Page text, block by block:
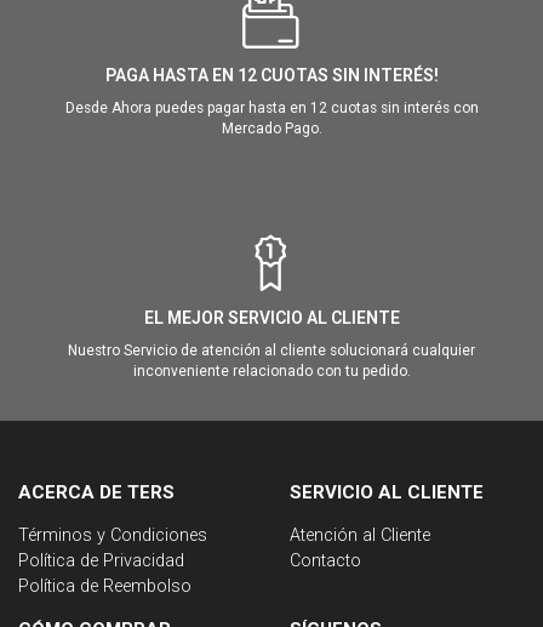
PAGA HASTA EN 12 CUOTAS SIN INTERÉS!
Desde Ahora puedes pagar hasta en 12 cuotas sin interés con
Mercado Pago.
EL MEJOR SERVICIO AL CLIENTE
Nuestro Servicio de atención al cliente solucionará cualquier
inconveniente relacionado con tu pedido.
ACERCA DE TERS
Términos y Condiciones
Política de Privacidad
Política de Reembolso
SERVICIO AL CLIENTE
Atención al Cliente
Contacto